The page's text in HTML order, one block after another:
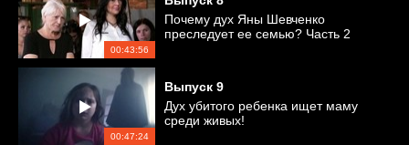
00:43:56
Почему дух Яны Шевченко
преследует ее семью? Часть 2
00:47:24
Выпуск 9
Дух убитого ребенка ищет маму
среди живых!